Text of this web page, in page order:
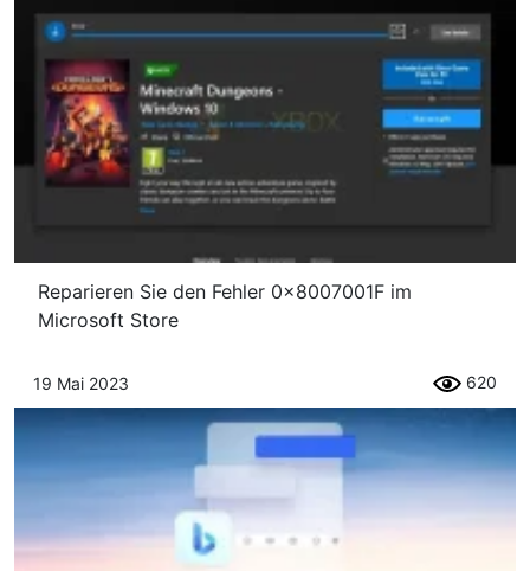
Reparieren Sie den Fehler 0x8007001F im
Microsoft Store
19 Mai 2023 620